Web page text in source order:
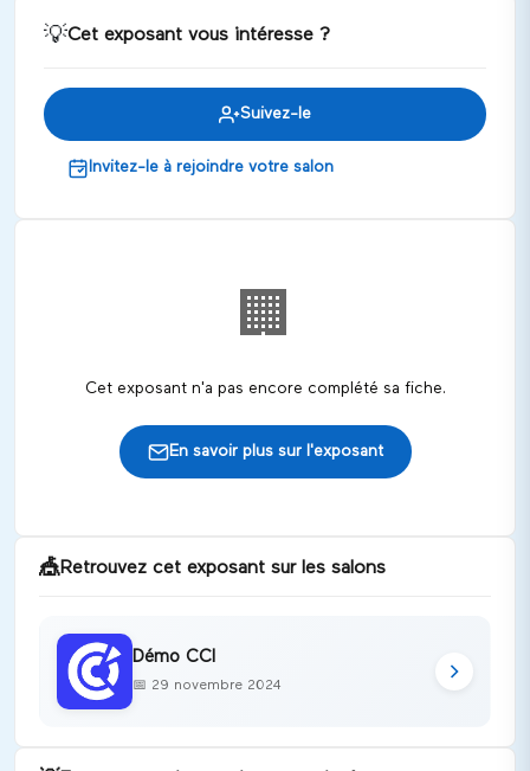
Discuter
💡Cet exposant vous intéresse ?
Suivez-le
Invitez-le à rejoindre votre salon
🏢
Cet exposant n'a pas encore complété sa fiche.
En savoir plus sur l'exposant
🎪Retrouvez cet exposant sur les salons
Démo CCI
📅 29 novembre 2024